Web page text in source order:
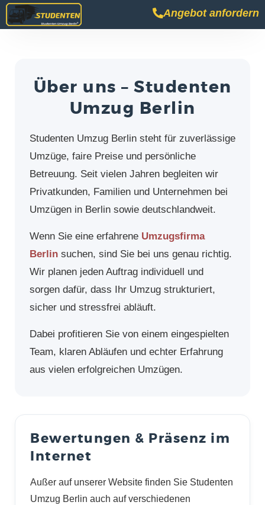
Angebot anfordern
Über uns – Studenten
Umzug Berlin
Studenten Umzug Berlin steht für zuverlässige
Umzüge, faire Preise und persönliche
Betreuung. Seit vielen Jahren begleiten wir
Privatkunden, Familien und Unternehmen bei
Umzügen in Berlin sowie deutschlandweit.
Wenn Sie eine erfahrene Umzugsfirma
Berlin suchen, sind Sie bei uns genau richtig.
Wir planen jeden Auftrag individuell und
sorgen dafür, dass Ihr Umzug strukturiert,
sicher und stressfrei abläuft.
Dabei profitieren Sie von einem eingespielten
Team, klaren Abläufen und echter Erfahrung
aus vielen erfolgreichen Umzügen.
Bewertungen & Präsenz im
Internet
Außer auf unserer Website finden Sie Studenten
Umzug Berlin auch auf verschiedenen